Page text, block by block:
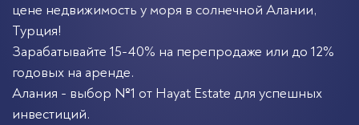
цене недвижимость у моря в солнечной Алании,
Турция!
Зарабатывайте 15-40% на перепродаже или до 12%
годовых на аренде.
Алания - выбор №1 от Hayat Estate для успешных
инвестиций.